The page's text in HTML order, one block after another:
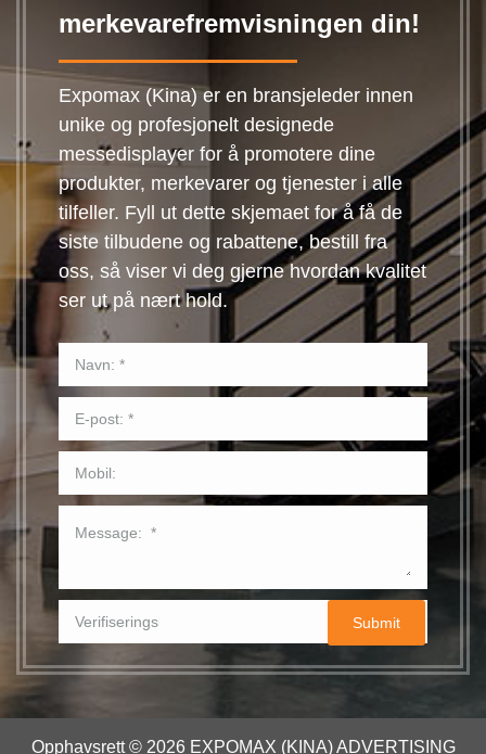
merkevarefremvisningen din!
Expomax (Kina) er en bransjeleder innen
unike og profesjonelt designede
messedisplayer for å promotere dine
produkter, merkevarer og tjenester i alle
tilfeller. Fyll ut dette skjemaet for å få de
siste tilbudene og rabattene, bestill fra
oss, så viser vi deg gjerne hvordan kvalitet
ser ut på nært hold.
Opphavsrett © 2026 EXPOMAX (KINA) ADVERTISING